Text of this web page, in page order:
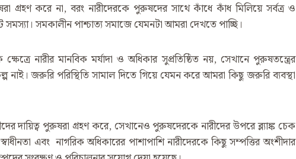
গ্রহণ করে না, বরং নারীদেরকে পুরুষদের সাথে কাঁধে কাঁধ মিলিয়ে সর্বত্র ও
সমস্যা। সমকালীন পাশ্চাত্য সমাজে যেমনটা আমরা দেখতে পাচ্ছি।
নারীর মানবিক মর্যাদা ও অধিকার সুপ্রতিষ্ঠিত নয়, সেখানে পুরুষতন্ত্রের
নাই। জরুরি পরিস্থিতি সামাল দিতে গিয়ে যেমন করে আমরা কিছু জরুরি ব্যবস্থা
দায়িত্ব পুরুষরা গ্রহণ করে, সেখানেও পুরুষদেরকে নারীদের উপরে ব্ল্যাঙ্ক চেক
এবং নাগরিক অধিকারের পাশাপাশি নারীদেরকে কিছু সম্পত্তির অংশীদার